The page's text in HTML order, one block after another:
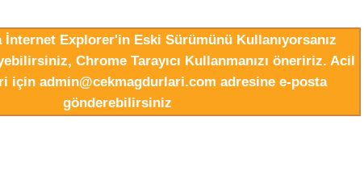
İnternet Explorer'in Eski Sürümünü Kullanıyorsanız
Chrome Tarayıcı Kullanmanızı öneririz. Acil
için admin@cekmagdurlari.com adresine e-posta
gönderebilirsiniz